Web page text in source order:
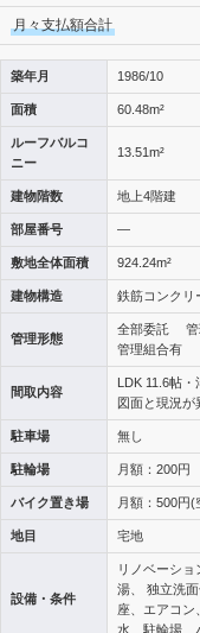
月々支払額合計
築年月 1986/10
面積 60.48m²
ルーフバルコ
ニー
13.51m²
建物階数 地上4階建
部屋番号 —
敷地全体面積 924.24m²
建物構造 鉄筋コンクリ
管理形態
全部委託
管理組合有
間取内容
LDK 11.6帖
図面と現況が
駐車場 無し
駐輪場 月額：200円
バイク置き場 月額：500円(
地目 宅地
設備・条件
リノベーシ
湯、 独立洗
座、エアコン
水、駐輪場、